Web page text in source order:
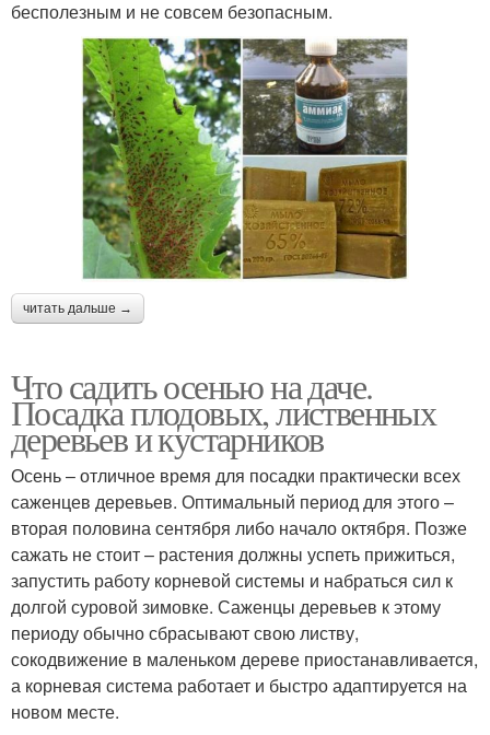
бесполезным и не совсем безопасным.
читать дальше →
Что садить осенью на даче.
Посадка плодовых, лиственных
деревьев и кустарников
Осень – отличное время для посадки практически всех
саженцев деревьев. Оптимальный период для этого –
вторая половина сентября либо начало октября. Позже
сажать не стоит – растения должны успеть прижиться,
запустить работу корневой системы и набраться сил к
долгой суровой зимовке. Саженцы деревьев к этому
периоду обычно сбрасывают свою листву,
сокодвижение в маленьком дереве приостанавливается,
а корневая система работает и быстро адаптируется на
новом месте.